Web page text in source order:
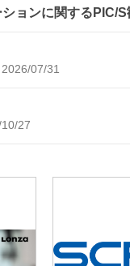
ョンに関するPIC/
2026/07/31
27